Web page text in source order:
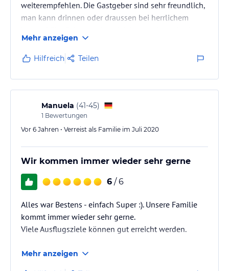
weiterempfehlen. Die Gastgeber sind sehr freundlich,
man kann drinnen oder draussen bei herrlichem
neuen Tag starten. Hervorzuheben sind auch die
Tourenkenntisse des radsportbegeisterten Chef's der
immer zu einem Gespräch und mit guten Tipps zu
super Touren ( Rennrad und Mountainbike ) Auskunft
geben kann. Örtlich liegt diese Pension in allerbester
Lage zum Zentrum von Kaltern,…
Mehr anzeigen
Hilfreich Teilen
Manuela (41-45)
1 Bewertungen
Vor 6 Jahren • Verreist als Familie im Juli 2020
Wir kommen immer wieder sehr gerne
6 / 6
Alles war Bestens - einfach Super :). Unsere Familie
kommt immer wieder sehr gerne.
Viele Ausflugsziele können gut erreicht werden.
Mehr anzeigen